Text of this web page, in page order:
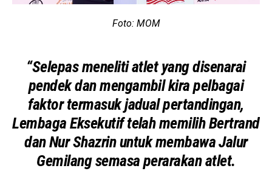
Foto: MOM
“Selepas meneliti atlet yang disenarai
pendek dan mengambil kira pelbagai
faktor termasuk jadual pertandingan,
Lembaga Eksekutif telah memilih Bertrand
dan Nur Shazrin untuk membawa Jalur
Gemilang semasa perarakan atlet.